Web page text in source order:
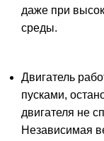
даже при
среды.
Двигатель
пусками,
двигателя не
Независимая